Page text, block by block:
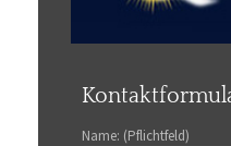
Name: (Pflichtfeld)